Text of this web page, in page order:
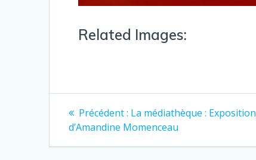
Related Images:
Précédent : La médiathèque : Exposition
d’Amandine Momenceau